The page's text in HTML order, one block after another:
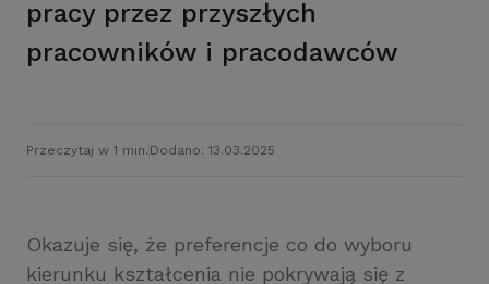
pracy przez przyszłych
pracowników i pracodawców
Przeczytaj w 1 min. Dodano: 13.03.2025
Okazuje się, że preferencje co do wyboru
kierunku kształcenia nie pokrywają się z